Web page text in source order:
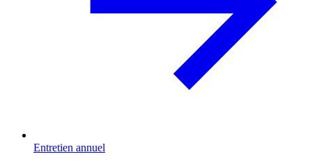
Entretien annuel